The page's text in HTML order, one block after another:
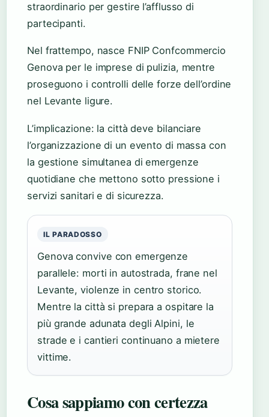
straordinario per gestire l’afflusso di
partecipanti.
Nel frattempo, nasce FNIP Confcommercio
Genova per le imprese di pulizia, mentre
proseguono i controlli delle forze dell’ordine
nel Levante ligure.
L’implicazione: la città deve bilanciare
l’organizzazione di un evento di massa con
la gestione simultanea di emergenze
quotidiane che mettono sotto pressione i
servizi sanitari e di sicurezza.
IL PARADOSSO
Genova convive con emergenze
parallele: morti in autostrada, frane nel
Levante, violenze in centro storico.
Mentre la città si prepara a ospitare la
più grande adunata degli Alpini, le
strade e i cantieri continuano a mietere
vittime.
Cosa sappiamo con certezza